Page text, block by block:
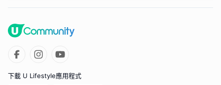
下載 U Lifestyle應用程式